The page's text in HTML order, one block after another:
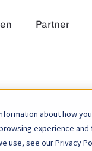
about how
experience
use, see our Privacy
Partner